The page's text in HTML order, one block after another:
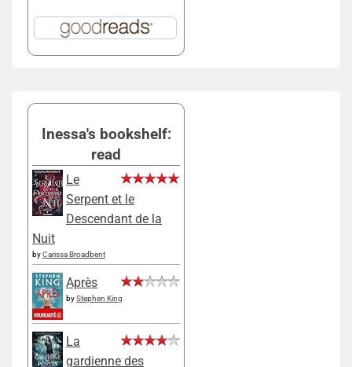
Inessa's bookshelf:
read
Le
Serpent et le
Descendant de la
Nuit
byCarissa Broadbent
Après
byStephen King
La
gardienne des